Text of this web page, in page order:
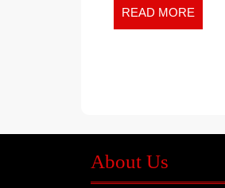
READ MORE
MORE
About Us